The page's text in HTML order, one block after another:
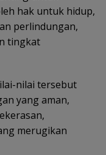
hak untuk hidup,
perlindungan,
tingkat
nilai tersebut
yang aman,
merugikan